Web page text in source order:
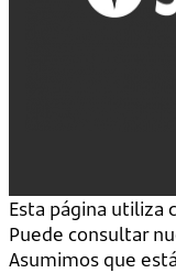
Esta página utiliza
Puede consultar
Asumimos que